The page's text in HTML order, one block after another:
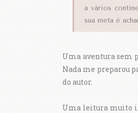
a vários
sua meta é
Uma aventura sem
Nada me preparou
do autor.
Uma leitura muito